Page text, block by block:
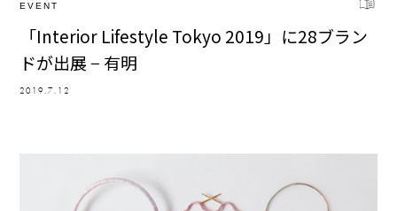
EVENT
「Interior Lifestyle Tokyo 2019」に28ブラン
ドが出展 − 有明
2019.7.12